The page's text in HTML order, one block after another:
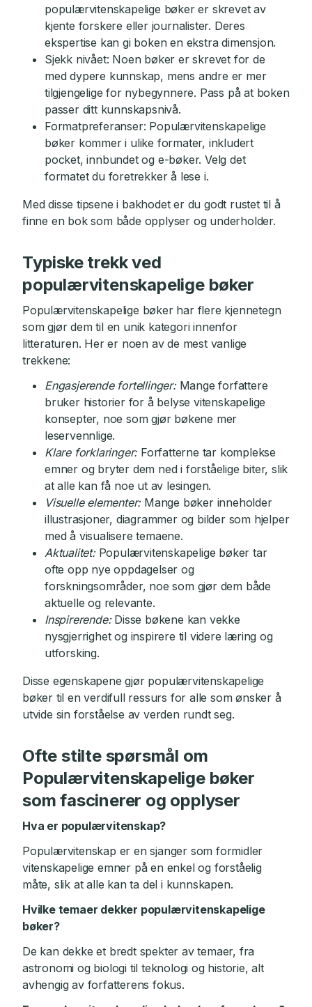
populærvitenskapelige bøker er skrevet av
kjente forskere eller journalister. Deres
ekspertise kan gi boken en ekstra dimensjon.
Sjekk nivået: Noen bøker er skrevet for de
med dypere kunnskap, mens andre er mer
tilgjengelige for nybegynnere. Pass på at boken
passer ditt kunnskapsnivå.
Formatpreferanser: Populærvitenskapelige
bøker kommer i ulike formater, inkludert
pocket, innbundet og e-bøker. Velg det
formatet du foretrekker å lese i.
Med disse tipsene i bakhodet er du godt rustet til å
finne en bok som både opplyser og underholder.
Typiske trekk ved
populærvitenskapelige bøker
Populærvitenskapelige bøker har flere kjennetegn
som gjør dem til en unik kategori innenfor
litteraturen. Her er noen av de mest vanlige
trekkene:
Engasjerende fortellinger:Mange forfattere
bruker historier for å belyse vitenskapelige
konsepter, noe som gjør bøkene mer
leservennlige.
Klare forklaringer:Forfatterne tar komplekse
emner og bryter dem ned i forståelige biter, slik
at alle kan få noe ut av lesingen.
Visuelle elementer:Mange bøker inneholder
illustrasjoner, diagrammer og bilder som hjelper
med å visualisere temaene.
Aktualitet:Populærvitenskapelige bøker tar
ofte opp nye oppdagelser og
forskningsområder, noe som gjør dem både
aktuelle og relevante.
Inspirerende:Disse bøkene kan vekke
nysgjerrighet og inspirere til videre læring og
utforsking.
Disse egenskapene gjør populærvitenskapelige
bøker til en verdifull ressurs for alle som ønsker å
utvide sin forståelse av verden rundt seg.
Ofte stilte spørsmål om
Populærvitenskapelige bøker
som fascinerer og opplyser
Hva er populærvitenskap?
Populærvitenskap er en sjanger som formidler
vitenskapelige emner på en enkel og forståelig
måte, slik at alle kan ta del i kunnskapen.
Hvilke temaer dekker populærvitenskapelige
bøker?
De kan dekke et bredt spekter av temaer, fra
astronomi og biologi til teknologi og historie, alt
avhengig av forfatterens fokus.